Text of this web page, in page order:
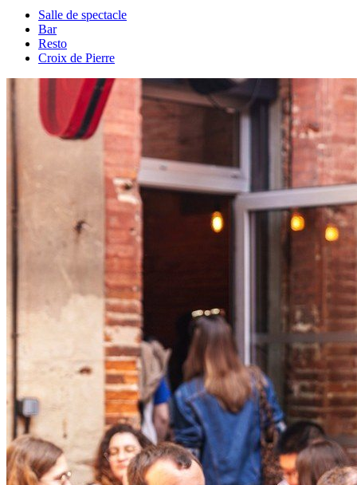
Salle de spectacle
Bar
Resto
Croix de Pierre